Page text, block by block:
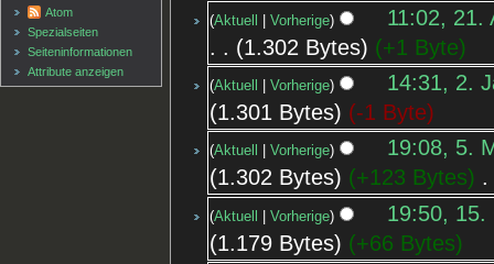
Aktuell Vorherige
11:02, 21.
1.302 Bytes
+1 Byte
Aktuell Vorherige
14:31, 2.
1.301 Bytes
-1 Byte
Aktuell Vorherige
19:08, 5.
1.302 Bytes
+123 Bytes
Aktuell Vorherige
19:50, 15.
1.179 Bytes
+66 Bytes
Atom
Spezialseiten
Seiten­informationen
Attribute anzeigen